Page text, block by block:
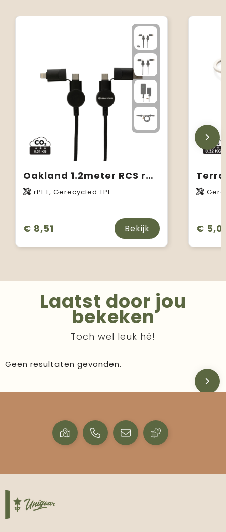
Oakland 1.2meter RCS rplastic 6-in-1 fast charging 45W kabel
rPET, Gerecycled TPE
€ 8,51 Bekijk €
Laatst door jou
bekeken
Toch wel leuk hé!
Geen resultaten gevonden.